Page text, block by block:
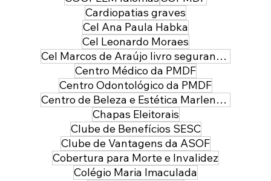
Cardiopatias graves
Cel Ana Paula Habka
Cel Leonardo Moraes
Cel Marcos de Araújo livro segurança pública
Centro Médico da PMDF
Centro Odontológico da PMDF
Centro de Beleza e Estética Marlene Leal
Chapas Eleitorais
Clube de Benefícios SESC
Clube de Vantagens da ASOF
Cobertura para Morte e Invalidez
Colégio Maria Imaculada